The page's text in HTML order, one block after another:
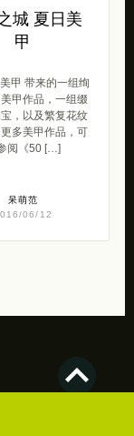
城 夏日美
甲
甲 带来的一组绚
甲作品，一组缀
，以及繁复花纹
多美甲作品，可
阅《50 […]
呆萌范
06/12
，lomo，素材，教程，
起学习进步昂！